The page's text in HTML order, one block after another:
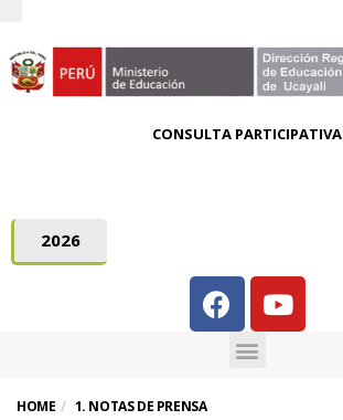
CONSULTA PARTICIPATIVA
2026
HOME 1. NOTAS DE PRENSA